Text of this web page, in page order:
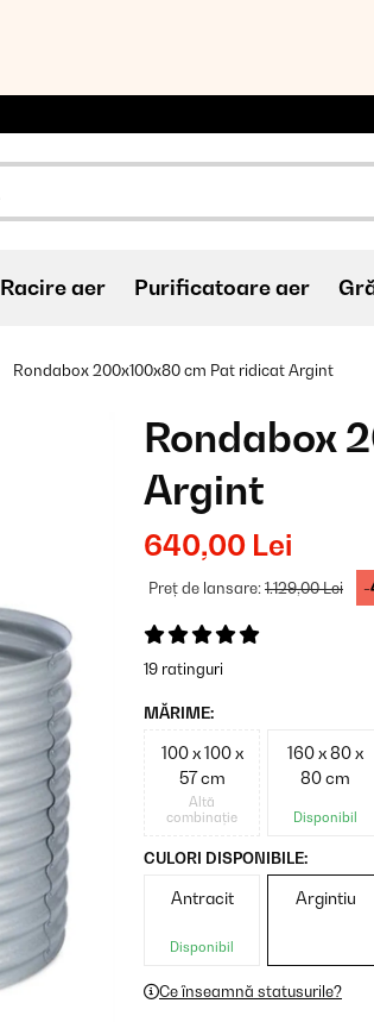
Racire aer Purificatoare aer
Rondabox 200x100x80 cm Pat ridicat Argint
Rondabox
Argint
640,00 Lei
Preț de lansare:1.129,00 Lei -
19 ratinguri
MĂRIME:
100 x 100 x
57 cm
Altă
combinație
160 x 80 x
80 cm
Disponibil
CULORI DISPONIBILE:
Antracit
Disponibil
Argintiu
Ce înseamnă statusurile?